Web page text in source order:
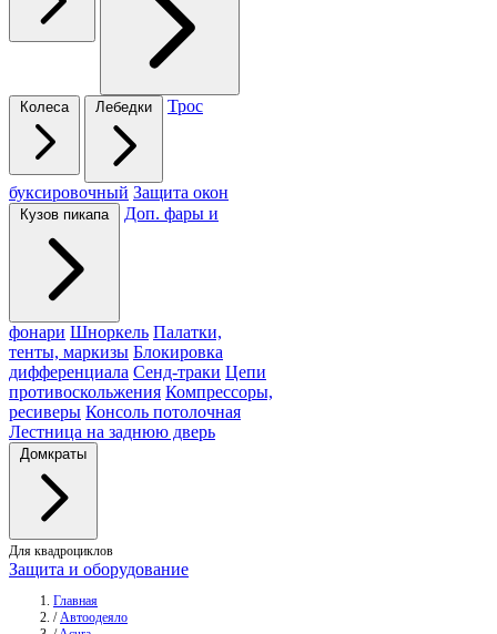
Колеса Лебедки Трос
буксировочный Защита окон
Кузов пикапа Доп. фары и
фонари Шноркель Палатки,
тенты, маркизы Блокировка
дифференциала Сенд-траки Цепи
противоскольжения Компрессоры,
ресиверы Консоль потолочная
Лестница на заднюю дверь
Домкраты
Для квадроциклов
Защита и оборудование
Главная
/ Автоодеяло